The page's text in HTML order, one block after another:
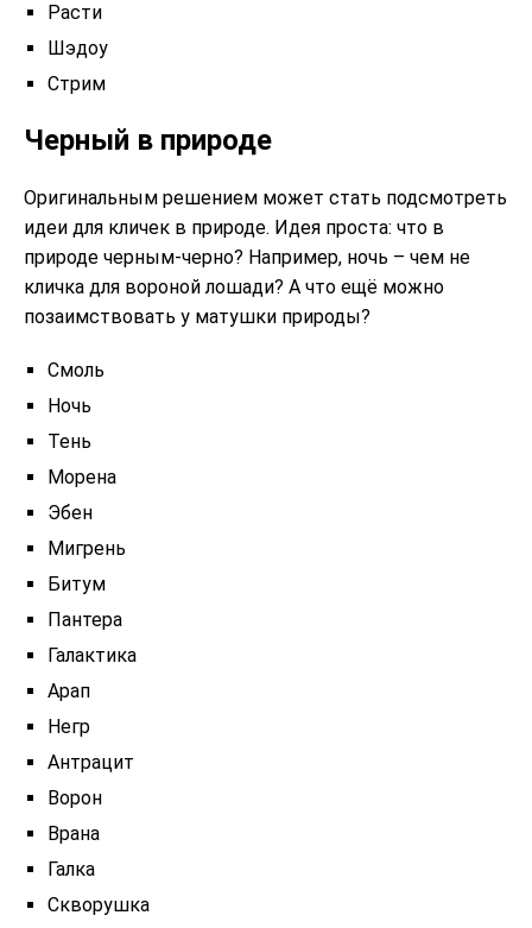
Расти
Шэдоу
Стрим
Черный в природе
Оригинальным решением может стать подсмотреть
идеи для кличек в природе. Идея проста: что в
природе черным-черно? Например, ночь – чем не
кличка для вороной лошади? А что ещё можно
позаимствовать у матушки природы?
Смоль
Ночь
Тень
Морена
Эбен
Мигрень
Битум
Пантера
Галактика
Арап
Негр
Антрацит
Ворон
Врана
Галка
Скворушка